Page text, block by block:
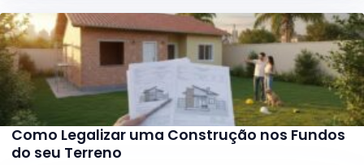
Como Legalizar uma Construção nos Fundos
do seu Terreno